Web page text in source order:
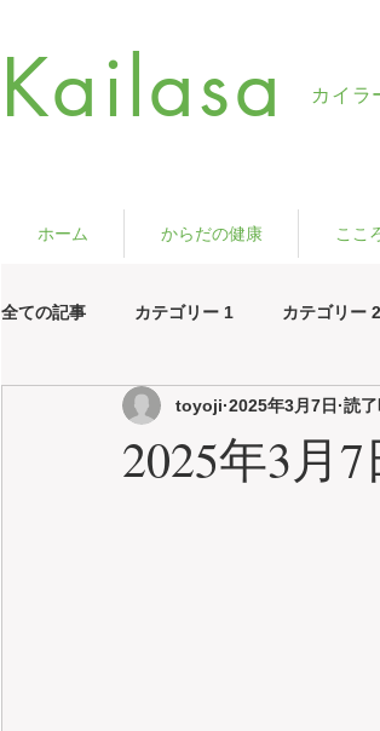
Kailasa カイラ
ホーム からだの健康 ここ
全ての記事 カテゴリー 1 カテゴリー 2
2025年3月
toyoji 2025年3月7日 読